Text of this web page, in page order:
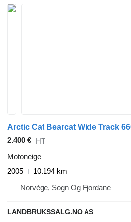
Arctic Cat Bearcat Wide Track
2.400 € HT
Motoneige
2005
10.194 km
Norvège, Sogn Og Fjordane
LANDBRUKSSALG.NO AS